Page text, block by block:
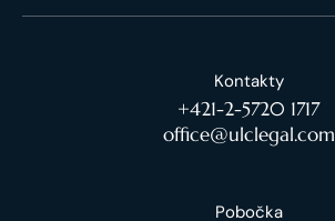
Kontakty
+421-2-5720 1717
office@ulclegal.com
Pobočka